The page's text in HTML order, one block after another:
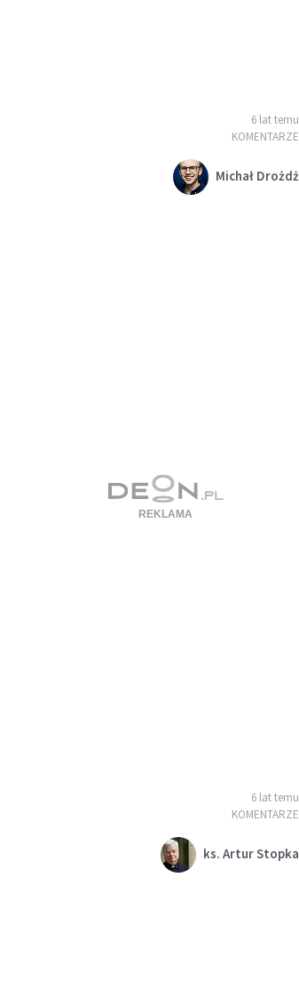
6 lat temu
KOMENTARZE
Michał Drożdż
6 lat temu
KOMENTARZE
ks. Artur Stopka